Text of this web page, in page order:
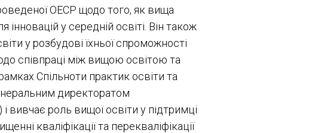
ОЕСР щодо того, як вища
у середній освіті. Він також
у розбудові їхньої спроможності
співпраці між вищою освітою та
Спільноти практик освіти та
директоратом
вивчає роль вищої освіти у підтримці
кваліфікації та перекваліфікації